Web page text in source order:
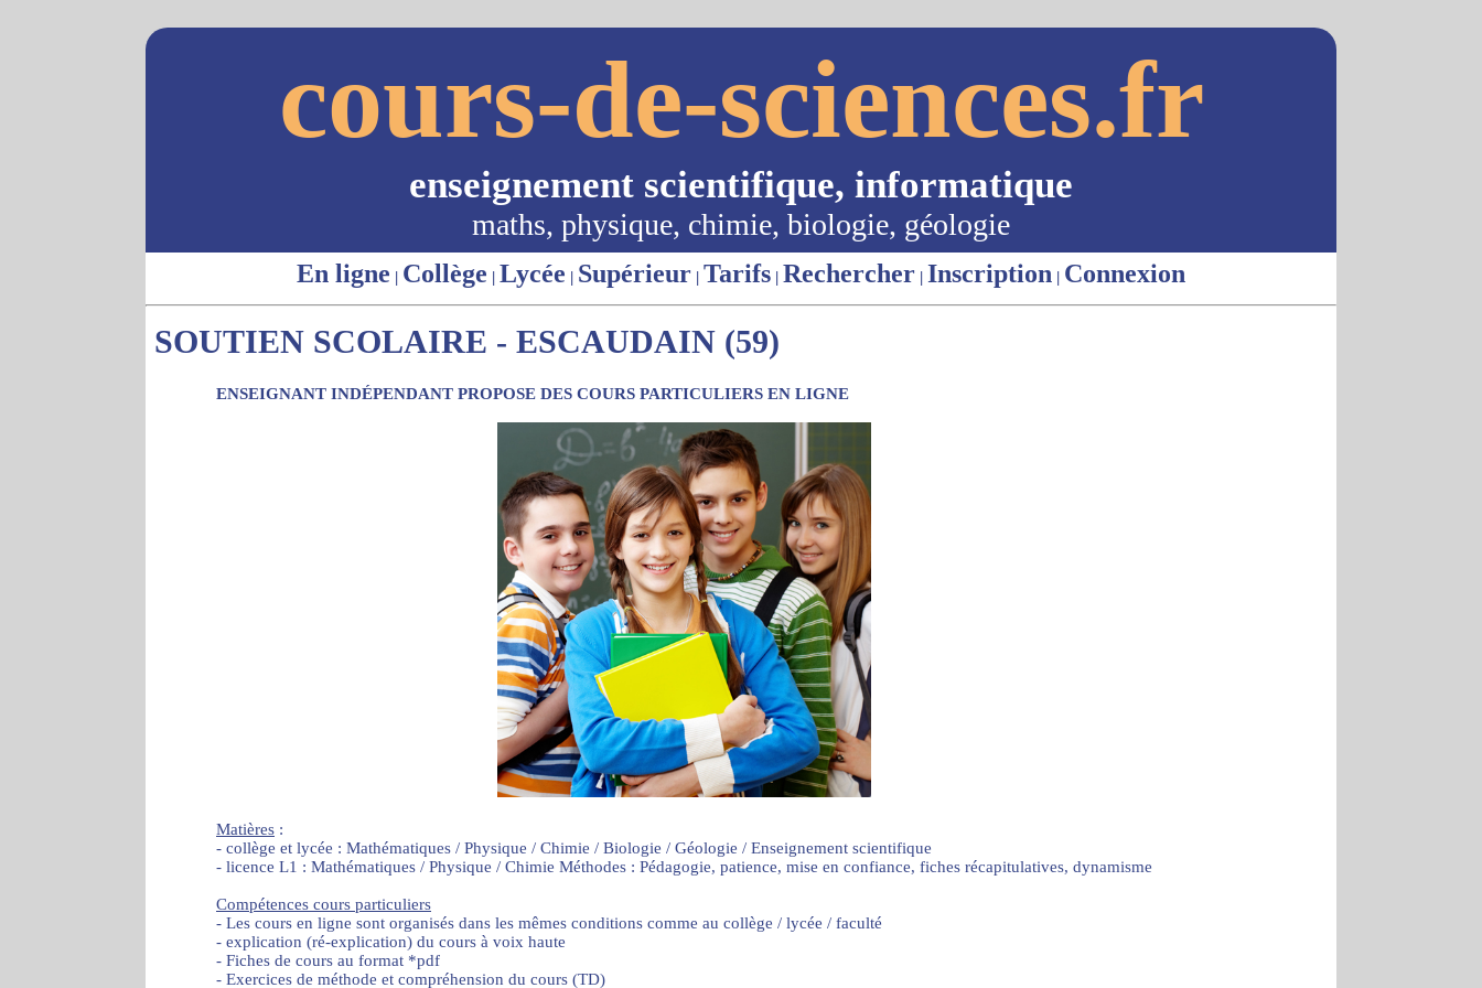
cours-de-sciences.fr
enseignement scientifique, informatique
maths, physique, chimie, biologie, géologie
En ligne | Collège | Lycée | Supérieur | Tarifs | Rechercher | Inscription | Connexion
SOUTIEN SCOLAIRE - ESCAUDAIN (59)
ENSEIGNANT INDÉPENDANT PROPOSE DES COURS PARTICULIERS EN LIGNE
Matières :
- collège et lycée : Mathématiques / Physique / Chimie / Biologie / Géologie / Enseignement scientifique
- licence L1 : Mathématiques / Physique / Chimie Méthodes : Pédagogie, patience, mise en confiance, fiches récapitulatives, dynamisme
Compétences cours particuliers
- Les cours en ligne sont organisés dans les mêmes conditions comme au collège / lycée / faculté
- explication (ré-explication) du cours à voix haute
- Fiches de cours au format *pdf
- Exercices de méthode et compréhension du cours (TD)